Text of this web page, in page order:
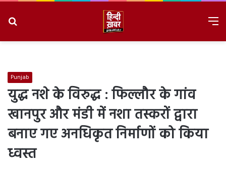
Punjab
युद्ध नशे के विरुद्ध : फिल्लौर के गांव
खानपुर और मंडी में नशा तस्करों द्वारा
बनाए गए अनधिकृत निर्माणों को किया
ध्वस्त